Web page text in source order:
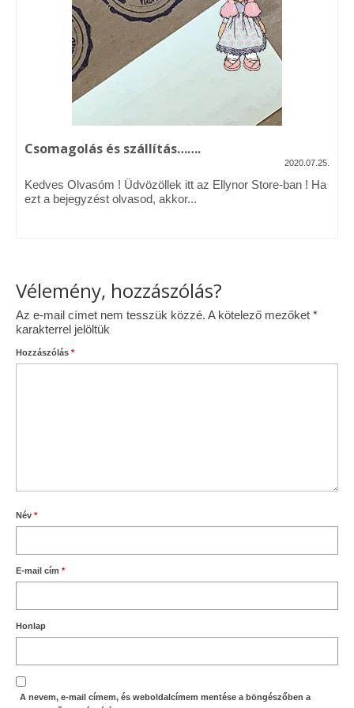
Vásárok, ahol velem is találkozhattál…
Alapanyagok, kellékek
A termékek tisztítása
Ellynor története
Adatkezelési tájékoztató
Általános Szerződési Feltételek
Csomagolás és szállítás…….
2020.07.25.
Kedves Olvasóm ! Üdvözöllek itt az Ellynor Store-ban ! Ha
ezt a bejegyzést olvasod, akkor...
Vélemény, hozzászólás?
Az e-mail címet nem tesszük közzé. A kötelező mezőket *
karakterrel jelöltük
Hozzászólás *
Név *
E-mail cím *
Honlap
A nevem, e-mail címem, és weboldalcímem mentése a böngészőben a